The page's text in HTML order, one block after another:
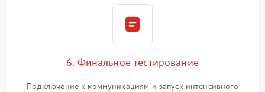
6. Финальное тестирование
Подключение к коммуникациям и запуск интенсивного